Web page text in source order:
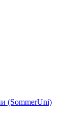
(SommerUni)